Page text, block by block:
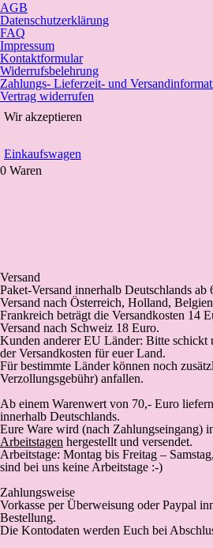
AGB
Datenschutzerklärung
FAQ
Impressum
Kontaktformular
Widerrufsbelehrung
Zahlungs- Lieferzeit- und
Vertrag widerrufen
Wir akzeptieren
Einkaufswagen
0 Waren
Versand
Paket-Versand innerhalb Deutschlands ab
Versand nach Österreich, Holland,
Frankreich beträgt die Versandkosten 14
Versand nach Schweiz 18 Euro.
Kunden anderer EU Länder: Bitte schickt
der Versandkosten für euer Land.
Für bestimmte Länder können noch
Verzollungsgebühr) anfallen.
Ab einem Warenwert von 70,- Euro
innerhalb Deutschlands.
Eure Ware wird (nach Zahlungseingang)
Arbeitstagen hergestellt und versendet.
Arbeitstage: Montag bis Freitag –
sind bei uns keine Arbeitstage :-)
Zahlungsweise
Vorkasse per Überweisung oder Paypal
Bestellung.
Die Kontodaten werden Euch bei